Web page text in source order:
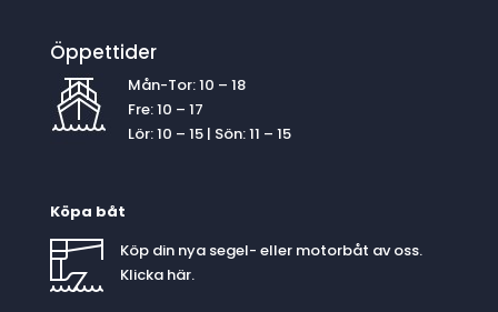
Öppettider
Mån-Tor: 10 – 18
Fre: 10 – 17
Lör: 10 – 15 | Sön: 11 – 15
Köpa båt
Köp din nya segel- eller motorbåt av oss.
Klicka här.